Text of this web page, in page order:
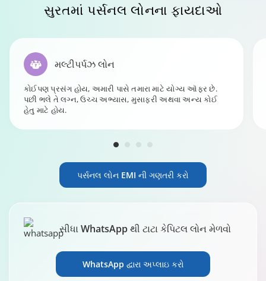
સુરતમાં પર્સનલ લોનના ફાયદાઓ
મલ્ટીપર્પઝ લોન
કોઈપણ પ્રસંગ હોય, અમારી પાસે તમારા માટે યોગ્ય ઑફર છે.
પછી ભલે તે લગ્ન, ઉચ્ચ અભ્યાસ, મુસાફરી અથવા અન્ય કોઈ
હેતુ માટે હોય.
પર્સનલ લોન EMI ની ગણતરી કરો
સીધા WhatsApp થી ટાટા કેપિટલ લોન મેળવો
WhatsApp દ્વારા અપ્લાઇ કરો